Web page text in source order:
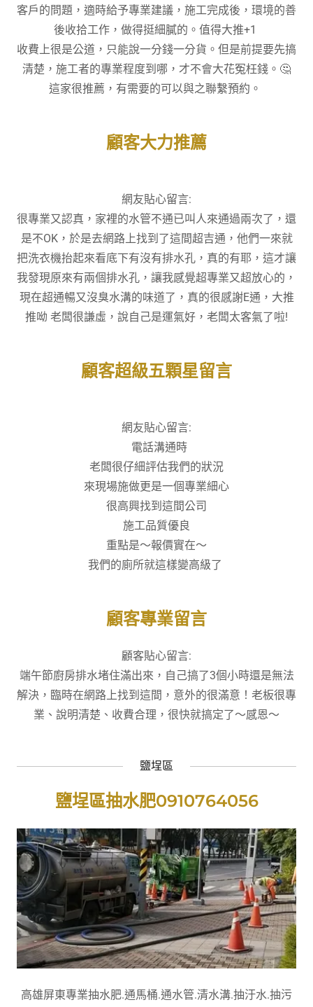
客戶的問題，適時給予專業建議，施工完成後，環境的善
後收拾工作，做得挺細膩的。值得大推+1
收費上很是公道，只能說一分錢一分貨。但是前提要先搞
清楚，施工者的專業程度到哪，才不會大花冤枉錢。🤔
這家很推薦，有需要的可以與之聯繫預約。
顧客大力推薦
網友貼心留言:
很專業又認真，家裡的水管不通已叫人來通過兩次了，還
是不OK，於是去網路上找到了這間超吉通，他們一來就
把洗衣機抬起來看底下有沒有排水孔，真的有耶，這才讓
我發現原來有兩個排水孔，讓我感覺超專業又超放心的，
現在超通暢又沒臭水溝的味道了，真的很感謝E通，大推
推呦 老闆很謙虛，說自己是運氣好，老闆太客氣了啦!
顧客超級五顆星留言
網友貼心留言:
電話溝通時
老闆很仔細評估我們的狀況
來現場施做更是一個專業細心
很高興找到這間公司
施工品質優良
重點是～報價實在～
我們的廁所就這樣變高級了
顧客專業留言
顧客貼心留言:
端午節廚房排水堵住滿出來，自己搞了3個小時還是無法
解決，臨時在網路上找到這間，意外的很滿意！老板很專
業、說明清楚、收費合理，很快就搞定了～感恩～
鹽埕區
鹽埕區抽水肥0910764056
高雄屏東專業抽水肥.通馬桶.通水管.清水溝.抽汙水.抽污